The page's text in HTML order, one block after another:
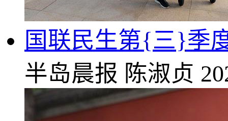
国联民生第{三}季
半岛晨报 陈淑贞